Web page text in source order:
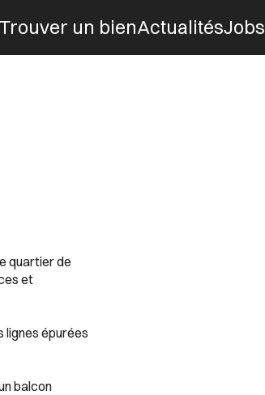
quartier de
et
lignes épurées
balcon
Trouver un bienActualitésJobs
Menu